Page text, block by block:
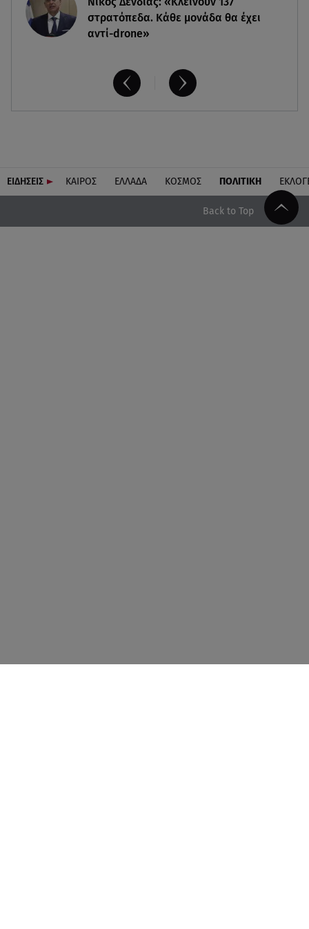
στρατόπεδα. Kάθε μονάδα θα έχει
αντί-drone»
ΕΙΔΗΣΕΙΣ ΚΑΙΡΟΣ ΕΛΛΑΔΑ ΚΟΣΜΟΣ ΠΟΛΙΤΙΚΗ
Back to Top